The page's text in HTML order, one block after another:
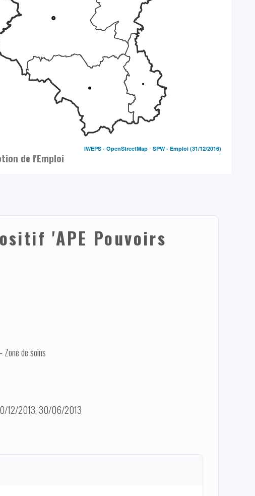
IWEPS -OpenStreetMap -SPW - Emploi (31/12/2016)
de l'Emploi
'APE Pouvoirs
de soins
12/2013, 30/06/2013